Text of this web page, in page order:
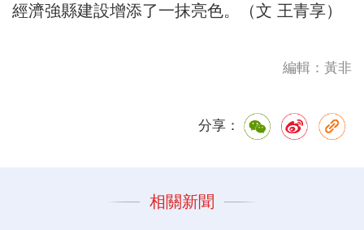
經濟強縣建設增添了一抹亮色。（文 王青享）
編輯：黃非
分享：
相關新聞